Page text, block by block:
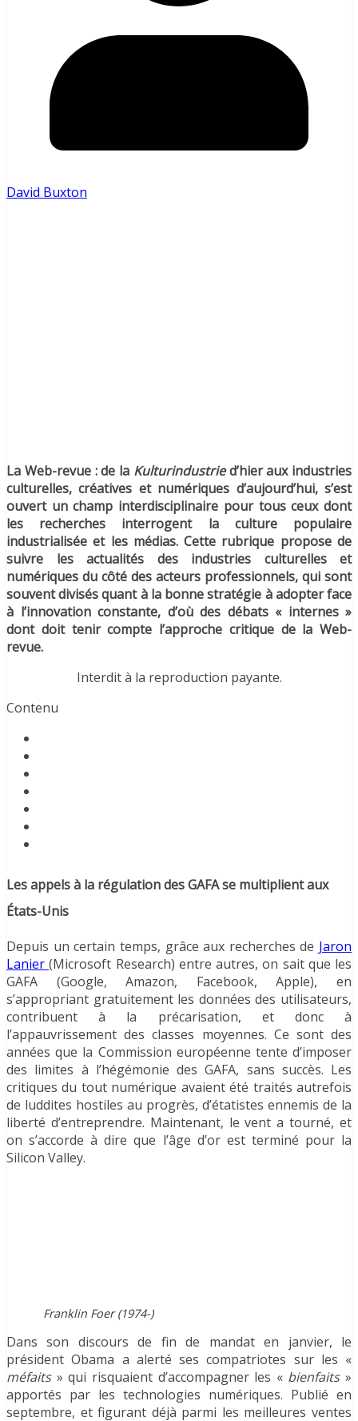
David Buxton
La Web-revue : de la Kulturindustried’hier aux industries
culturelles, créatives et numériques d’aujourd’hui, s’est
ouvert un champ interdisciplinaire pour tous ceux dont
les recherches interrogent la culture populaire
industrialisée et les médias. Cette rubrique propose de
suivre les actualités des industries culturelles et
numériques du côté des acteurs professionnels, qui sont
souvent divisés quant à la bonne stratégie à adopter face
à l’innovation constante, d’où des débats « internes »
dont doit tenir compte l’approche critique de la Web-
revue.
Interdit à la reproduction payante.
Contenu
Les appels à la régulation des GAFA se multiplient aux
États-Unis
Depuis un certain temps, grâce aux recherches de Jaron
Lanier(Microsoft Research) entre autres, on sait que les
GAFA (Google, Amazon, Facebook, Apple), en
s’appropriant gratuitement les données des utilisateurs,
contribuent à la précarisation, et donc à
l’appauvrissement des classes moyennes. Ce sont des
années que la Commission européenne tente d’imposer
des limites à l’hégémonie des GAFA, sans succès. Les
critiques du tout numérique avaient été traités autrefois
de luddites hostiles au progrès, d’étatistes ennemis de la
liberté d’entreprendre. Maintenant, le vent a tourné, et
on s’accorde à dire que l’âge d’or est terminé pour la
Silicon Valley.
Franklin Foer (1974-)
Dans son discours de fin de mandat en janvier, le
président Obama a alerté ses compatriotes sur les «
méfaits» qui risquaient d’accompagner les « bienfaits»
apportés par les technologies numériques. Publié en
septembre, et figurant déjà parmi les meilleures ventes